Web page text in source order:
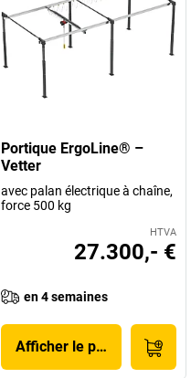
Portique ErgoLine® –
Vetter
avec palan électrique à chaîne,
force 500 kg
HTVA
27.300,- €
en 4 semaines
Afficher le produit